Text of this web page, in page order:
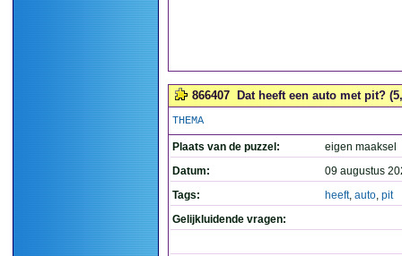
866407 Dat heeft een auto met pit?
THEMA
Plaats van de puzzel:
eigen maaksel
Datum:
09 augustus
Tags:
heeft, auto, pit
Gelijkluidende vragen: